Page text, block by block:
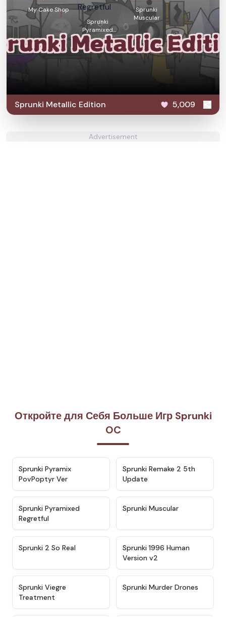
My Cake Shop
Sprunki
Pyramixed
Regretful
Sprunki
Muscular
Sprunki Metallic Edition 5,009
Advertisement
Откройте для Себя Больше Игр Sprunki
OC
Sprunki Pyramix
PovPoptyr Ver
★ 4.7
Sprunki Remake 2 5th
Update
Sprunki Pyramixed
Regretful
Sprunki Muscular
Sprunki 2 So Real ★
Sprunki 1996 Human
Version v2
Sprunki Viegre
Treatment
★ 4.6
Sprunki Murder Drones